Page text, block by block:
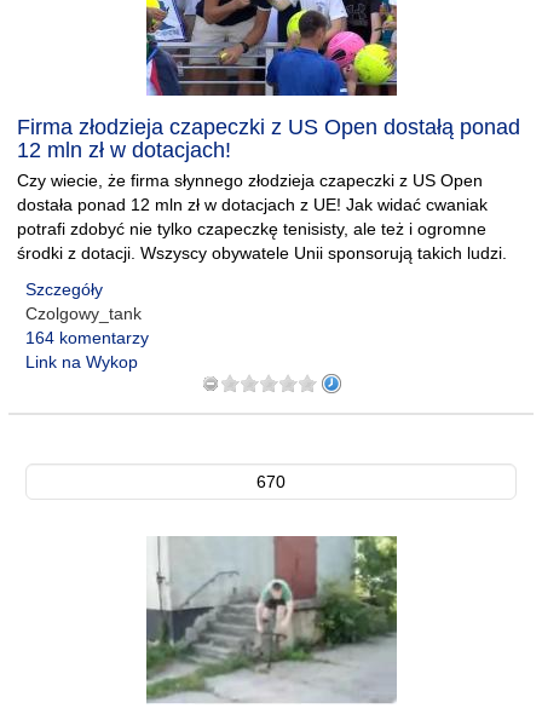
Firma złodzieja czapeczki z US Open dostałą ponad
12 mln zł w dotacjach!
Czy wiecie, że firma słynnego złodzieja czapeczki z US Open
dostała ponad 12 mln zł w dotacjach z UE! Jak widać cwaniak
potrafi zdobyć nie tylko czapeczkę tenisisty, ale też i ogromne
środki z dotacji. Wszyscy obywatele Unii sponsorują takich ludzi.
Szczegóły
Czolgowy_tank
164 komentarzy
Link na Wykop
670